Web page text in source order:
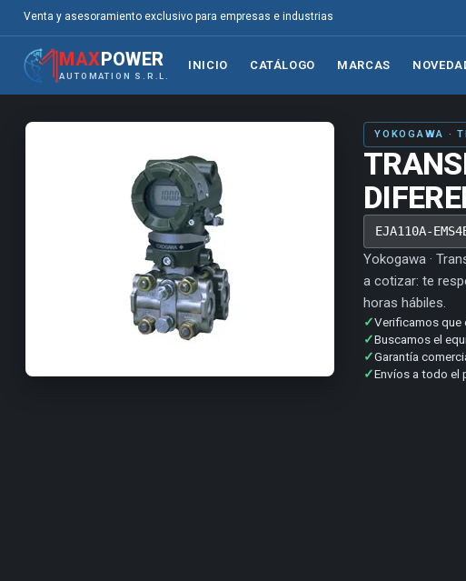
Venta y asesoramiento exclusivo para empresas e industrias
MAXPOWER
AUTOMATION S.R.L.
INICIO CATÁLOGO MARCAS
YOKOGAWA ·
EJA110A-
Yokogawa ·
a cotizar: te
horas hábiles.
✓Verificamos que
✓Buscamos el
✓Garantía
✓Envíos a todo el